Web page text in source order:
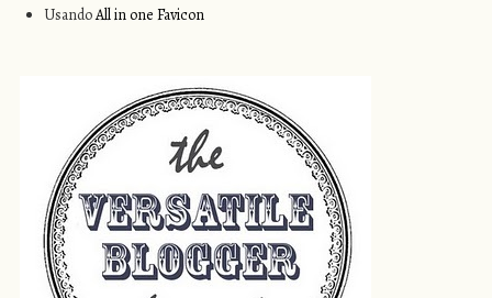
UsandoAll in one Favicon